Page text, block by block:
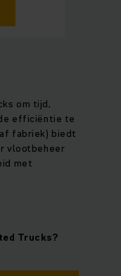
om tijd,
efficiëntie te
fabriek) biedt
vlootbeheer
met
Trucks?